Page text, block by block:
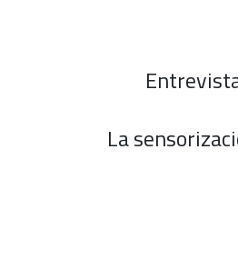
La